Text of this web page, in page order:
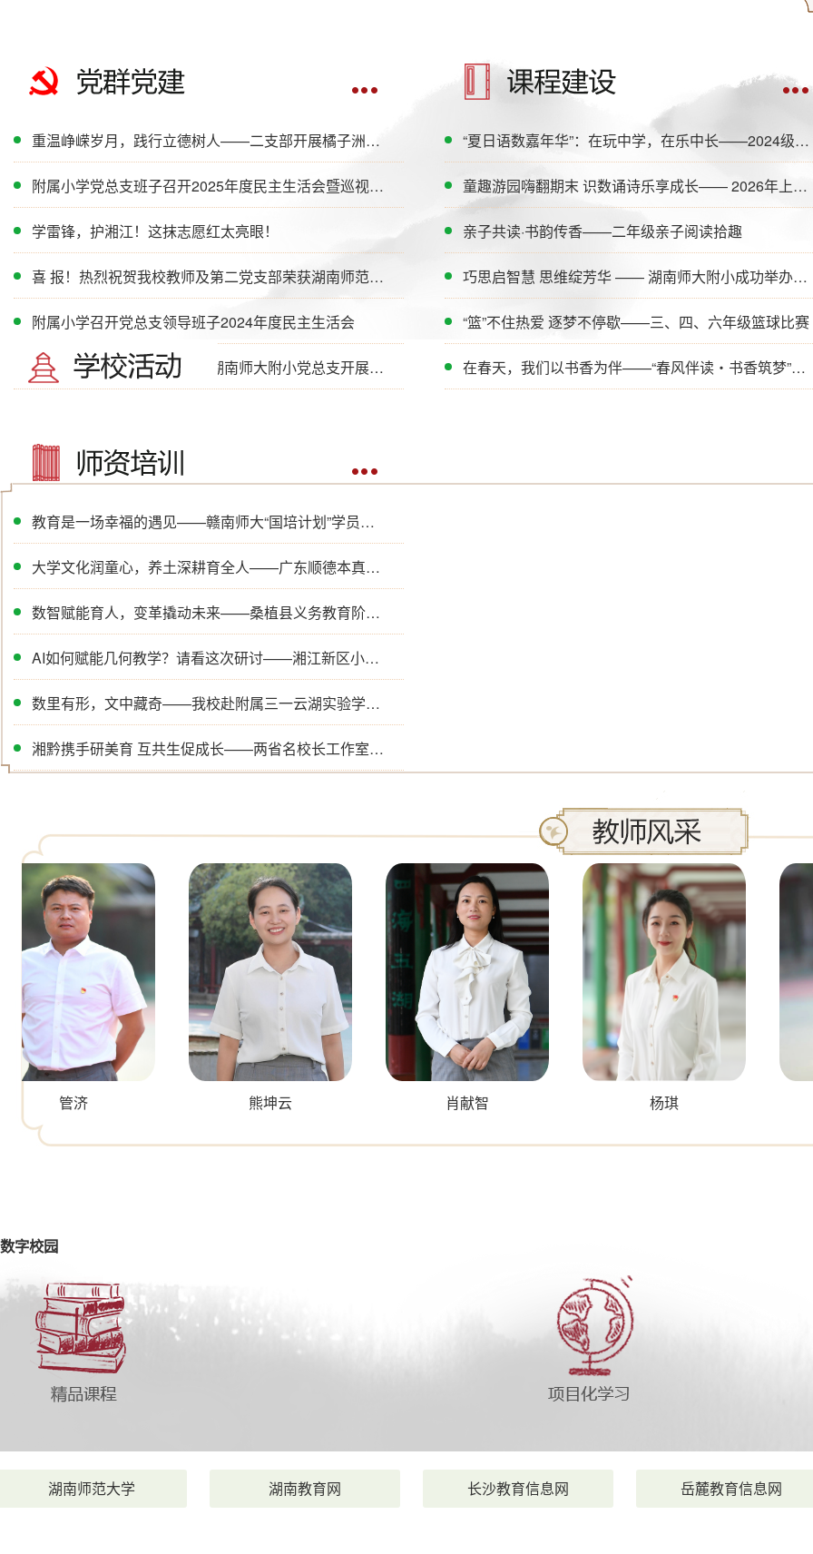
重温峥嵘岁月，践行立德树人——二支部开展橘子洲红色主题党日活动
附属小学党总支班子召开2025年度民主生活会暨巡视整改专题民主生活会
学雷锋，护湘江！这抹志愿红太亮眼！
喜 报！热烈祝贺我校教师及第二党支部荣获湖南师范大学优秀共产党员、优秀党务工作者及先进基层党组织！
附属小学召开党总支领导班子2024年度民主生活会
重走革命路 传承红色魂——湖南师大附小党总支开展主题党日活动
“夏日语数嘉年华”：在玩中学，在乐中长——2024级二年级下期游园会圆满举行
童趣游园嗨翻期末 识数诵诗乐享成长—— 2026年上期一年级语数期末游园会
亲子共读·书韵传香——二年级亲子阅读拾趣
巧思启智慧 思维绽芳华 —— 湖南师大附小成功举办第六届三至六年级创新素养思维展示活动
“篮”不住热爱 逐梦不停歇——三、四、六年级篮球比赛
在春天，我们以书香为伴——“春风伴读・书香筑梦”阅读节系列活动
教育是一场幸福的遇见——赣南师大“国培计划”学员来校交流
大学文化润童心，养土深耕育全人——广东顺德本真未来学校教师团队走进湖南师大附小
数智赋能育人，变革撬动未来——桑植县义务教育阶段校长培训班赴湖南师大附小观摩交流
AI如何赋能几何教学？请看这次研讨——湘江新区小学数学青教会活动
数里有形，文中藏奇——我校赴附属三一云湖实验学校送教纪实
湘黔携手研美育 互共生促成长——两省名校长工作室开展校际观摩交流活动
安全教育
熊坤云 肖献智
数字校园
岳麓教育信息网
长沙教育信息网
湖南教育网
湖南师范大学